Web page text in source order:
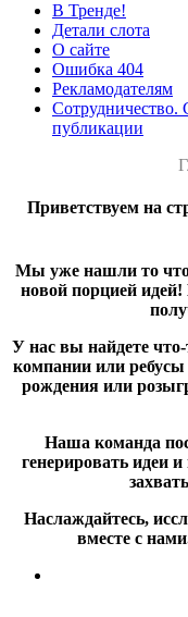
В Тренде!
Детали слота
О сайте
Ошибка 404
Рекламодателям
Сотрудничество.
публикации
Приветствуем на
Мы уже нашли то что
новой порцией
У нас вы найдете
компании или ребусы
рождения или
Наша команда
генерировать идеи
Наслаждайтесь,
вместе с